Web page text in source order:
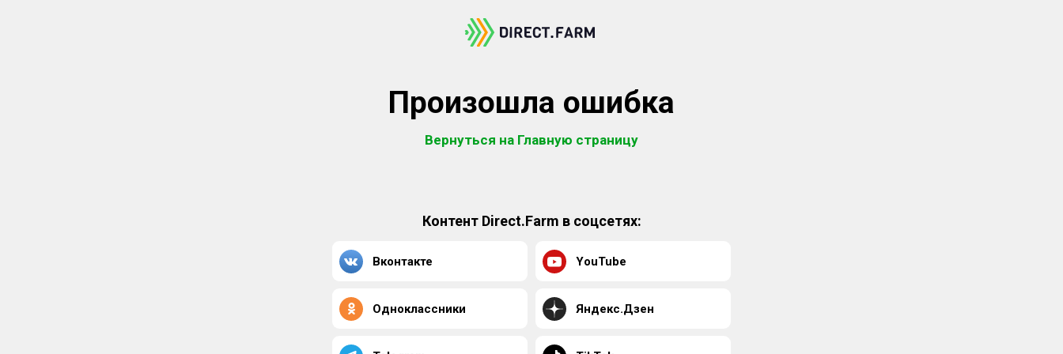
Произошла ошибка
Вернуться на Главную страницу
Контент Direct.Farm в соцсетях:
Вконтакте YouTube
Одноклассники Яндекс.Дзен